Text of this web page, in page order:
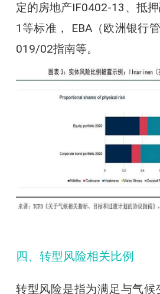
定的房地产IF0402-13、抵
1等标准， EBA（欧洲银行
019/02指南等。
四、转型风险相关比例
转型风险是指为满足与气候